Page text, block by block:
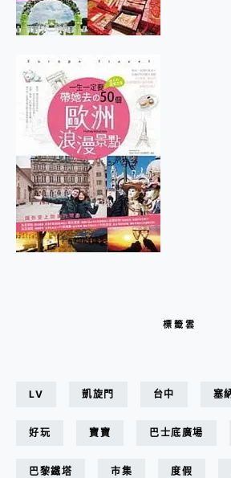
標籤雲
LV 凱旋門 台中 塞
好玩 寶寶 巴士底廣場
巴黎鐵塔 市集 度假